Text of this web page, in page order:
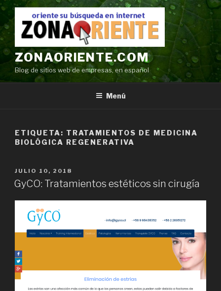
Ir
contenido
ZONAORIENTE.COM
Blog de sitios web de empresas, en español
Menú
ETIQUETA: TRATAMIENTOS DE MEDICINA
BIOLÓGICA REGENERATIVA
POSTED
ON
JULIO 10, 2018
GyCO: Tratamientos estéticos sin cirugía